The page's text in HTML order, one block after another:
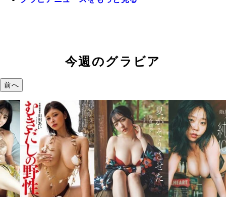
今週のグラビア
前へ
溝端 葵
つの、
で。』